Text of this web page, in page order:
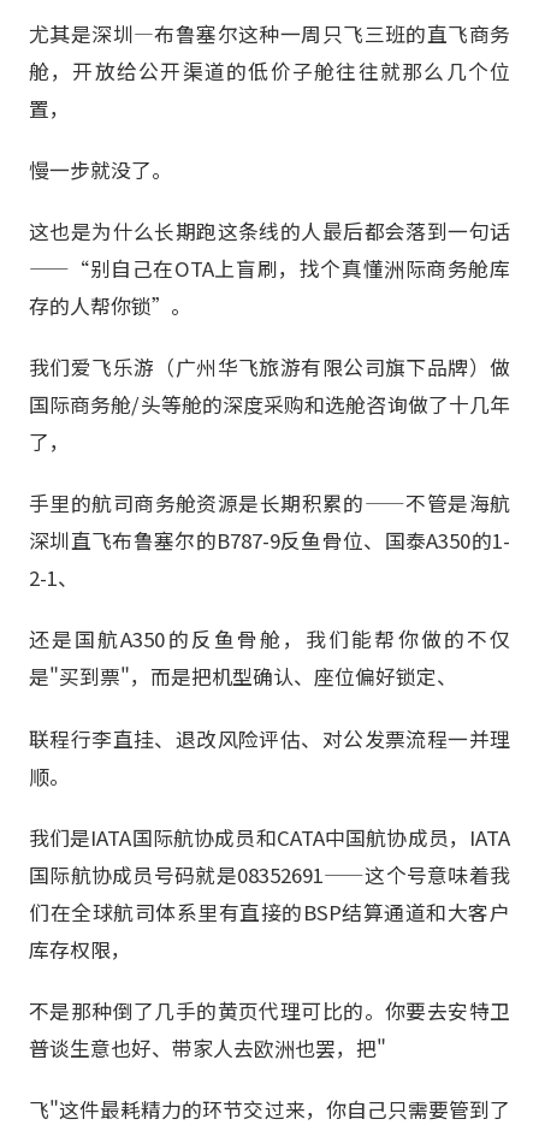
尤其是深圳—布鲁塞尔这种一周只飞三班的直飞商务
舱，开放给公开渠道的低价子舱往往就那么几个位
置，
慢一步就没了。
这也是为什么长期跑这条线的人最后都会落到一句话
——“别自己在OTA上盲刷，找个真懂洲际商务舱库
存的人帮你锁”。
我们爱飞乐游（广州华飞旅游有限公司旗下品牌）做
国际商务舱/头等舱的深度采购和选舱咨询做了十几年
了，
手里的航司商务舱资源是长期积累的——不管是海航
深圳直飞布鲁塞尔的B787-9反鱼骨位、国泰A350的1-
2-1、
还是国航A350的反鱼骨舱，我们能帮你做的不仅
是"买到票"，而是把机型确认、座位偏好锁定、
联程行李直挂、退改风险评估、对公发票流程一并理
顺。
我们是IATA国际航协成员和CATA中国航协成员，IATA
国际航协成员号码就是08352691——这个号意味着我
们在全球航司体系里有直接的BSP结算通道和大客户
库存权限，
不是那种倒了几手的黄页代理可比的。你要去安特卫
普谈生意也好、带家人去欧洲也罢，把"
飞"这件最耗精力的环节交过来，你自己只需要管到了